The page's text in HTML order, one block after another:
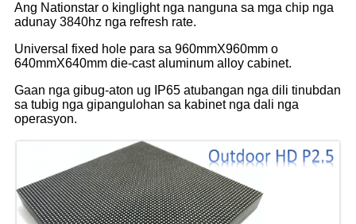
Ang Nationstar o kinglight nga nanguna sa mga chip nga
adunay 3840hz nga refresh rate.
Universal fixed hole para sa 960mmX960mm o
640mmX640mm die-cast aluminum alloy cabinet.
Gaan nga gibug-aton ug IP65 atubangan nga dili tinubdan
sa tubig nga gipangulohan sa kabinet nga dali nga
operasyon.